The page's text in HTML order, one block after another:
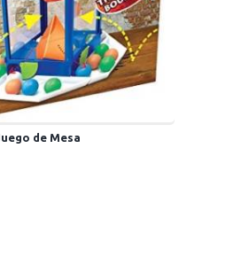
de Mesa